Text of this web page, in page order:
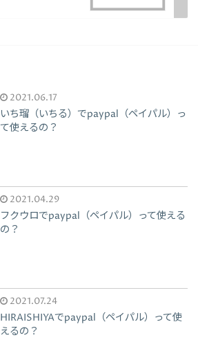
2021.06.17
いち瑠（いちる）でpaypal（ペイパル）っ
て使えるの？
2021.04.29
フクウロでpaypal（ペイパル）って使える
の？
2021.07.24
HIRAISHIYAでpaypal（ペイパル）って使
えるの？